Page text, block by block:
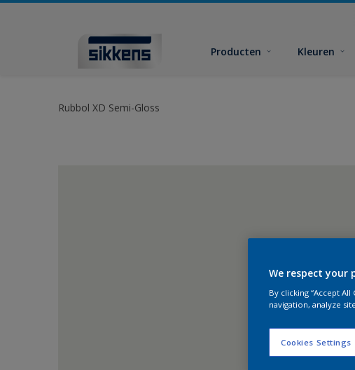
Producten Kleuren
Rubbol XD Semi-Gloss
We respect your
By clicking “Accept
navigation, analyze
Cookies Settings